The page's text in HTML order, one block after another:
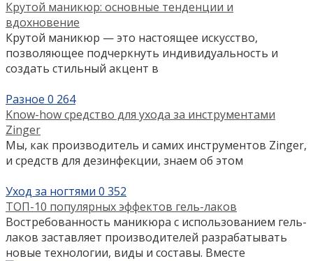
Крутой маникюр: основные тенденции и
вдохновение
Крутой маникюр — это настоящее искусство,
позволяющее подчеркнуть индивидуальность и
создать стильный акцент в
Разное 0 264
Know-how средство для ухода за инструментами
Zinger
Мы, как производитель и самих инструментов Zinger,
и средств для дезинфекции, знаем об этом
Уход за ногтями 0 352
ТОП-10 популярных эффектов гель-лаков
Востребованность маникюра с использованием гель-
лаков заставляет производителей разрабатывать
новые технологии, виды и составы. Вместе